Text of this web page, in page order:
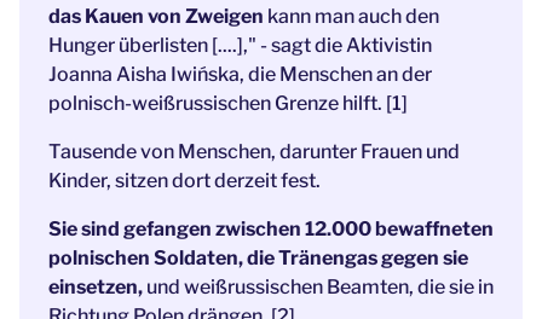
das Kauen von Zweigen kann man auch den
Hunger überlisten [....]," - sagt die Aktivistin
Joanna Aisha Iwińska, die Menschen an der
polnisch-weißrussischen Grenze hilft. [1]
Tausende von Menschen, darunter Frauen und
Kinder, sitzen dort derzeit fest.
Sie sind gefangen zwischen 12.000 bewaffneten
polnischen Soldaten, die Tränengas gegen sie
einsetzen, und weißrussischen Beamten, die sie in